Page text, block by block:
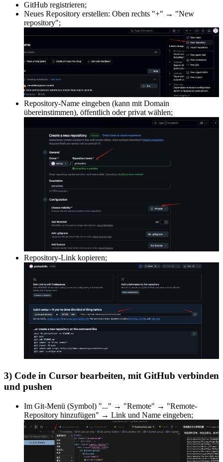
GitHub registrieren;
Neues Repository erstellen: Oben rechts "+" → "New
repository";
Repository-Name eingeben (kann mit Domain
übereinstimmen), öffentlich oder privat wählen;
Repository-Link kopieren;
3) Code in Cursor bearbeiten, mit GitHub verbinden
und pushen
Im Git-Menü (Symbol) "..." → "Remote" → "Remote-
Repository hinzufügen" → Link und Name eingeben;